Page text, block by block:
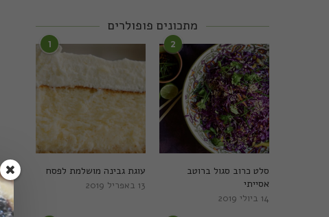
מתכונים פופולרים
1
עוגת גבינה מושלמת לפסח
13 באפריל 2019
2
סלט כרוב סגול ברוטב
אסייתי
14 ביולי 2019